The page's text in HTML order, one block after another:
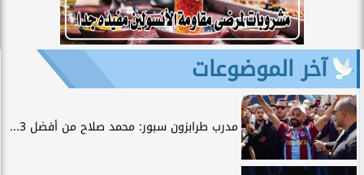
آخر الموضوعات
مدرب طرابزون سبور: محمد صلاح من أفضل 3...